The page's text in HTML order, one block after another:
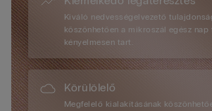
Kiváló nedvességelvezető
köszönhetően a mikroszál egész nap
kényelmesen tart.
Körülölelő
Megfelelő kialakításának